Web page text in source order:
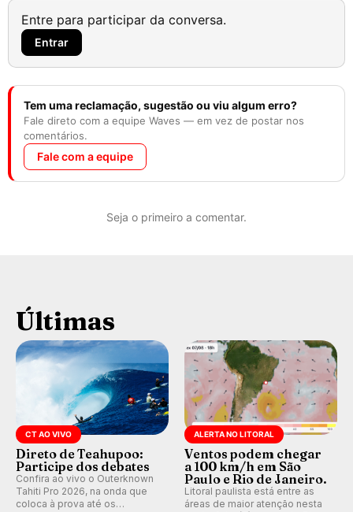
Entre para participar da conversa.
Entrar
Tem uma reclamação, sugestão ou viu algum erro?
Fale direto com a equipe Waves — em vez de postar nos
comentários.
Fale com a equipe
Seja o primeiro a comentar.
Últimas
CT AO VIVO
Direto de Teahupoo:
Participe dos debates
Confira ao vivo o Outerknown
Tahiti Pro 2026, na onda que
coloca à prova até os
ALERTA NO LITORAL
Ventos podem chegar
a 100 km/h em São
Paulo e Rio de Janeiro.
Litoral paulista está entre as
áreas de maior atenção nesta